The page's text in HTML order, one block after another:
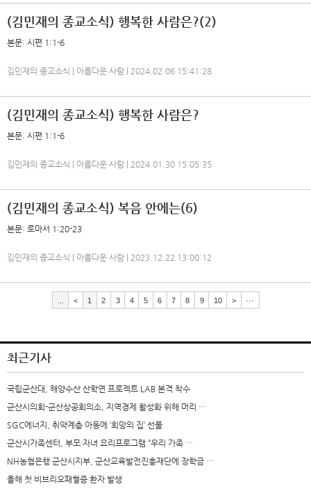
(김민재의 종교소식) 행복한 사람은?(2)
본문: 시편 1:1-6
김민재의 종교소식 | 아름다운 사람 | 2024.02.06 15:41:28
(김민재의 종교소식) 행복한 사람은?
본문: 시편 1:1-6
김민재의 종교소식 | 아름다운 사람 | 2024.01.30 15:05:35
(김민재의 종교소식) 복음 안에는(6)
본문: 로마서 1:20-23
김민재의 종교소식 | 아름다운 사람 | 2023.12.22 13:00:12
< 1 2 3 4 5 6 7 8 9 10 > ···
최근기사
국립군산대, 해양수산 산학연 프로젝트 LAB 본격 착수
군산시의회-군산상공회의소, 지역경제 활성화 위해 머리 …
SGC에너지, 취약계층 아동에 ‘희망의 집’ 선물
군산시가족센터, 부모·자녀 요리프로그램 “우리 가족 …
NH농협은행 군산시지부, 군산교육발전진흥재단에 장학금 …
올해 첫 비브리오패혈증 환자 발생